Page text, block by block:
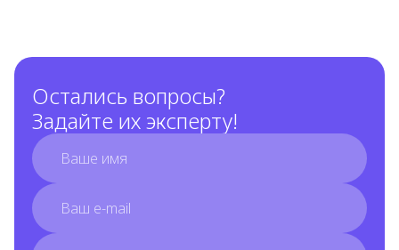
Остались вопросы?
Задайте их эксперту!
full_name
email
phone_number